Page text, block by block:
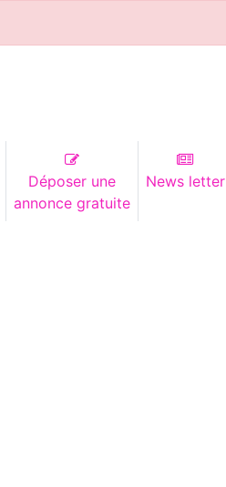
Déposer une
annonce gratuite
News letter